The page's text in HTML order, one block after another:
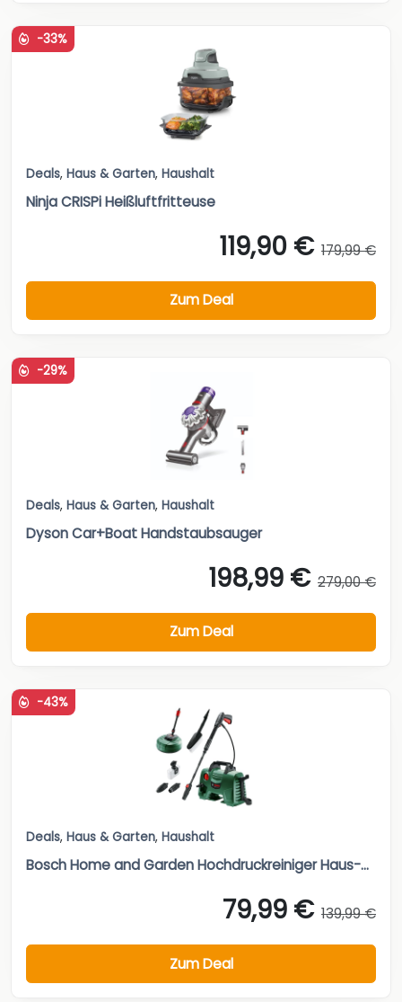
-33%
Deals, Haus & Garten, Haushalt
Ninja CRISPi Heißluftfritteuse
119,90 € 179,99 €
Zum Deal
-29%
Deals, Haus & Garten, Haushalt
Dyson Car+Boat Handstaubsauger
198,99 € 279,00 €
Zum Deal
-43%
Deals, Haus & Garten, Haushalt
Bosch Home and Garden Hochdruckreiniger Haus-...
79,99 € 139,99 €
Zum Deal